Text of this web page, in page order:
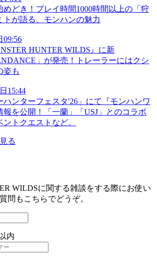
めどき！プレイ時間1000時間以上の「狩
トが語る、モンハンの魅力
09:56
HUNTER WILDS』に新
」が発売！トレーラーにはクシ
姿も
15:44
ハンターフェスタ'26」にて『モンハンワ
報を公開！「一蘭」「USJ」とのコラボ
トクエストなど。
る
WILDSに関する雑談をする際にお使い
問もこちらでどうぞ。
内